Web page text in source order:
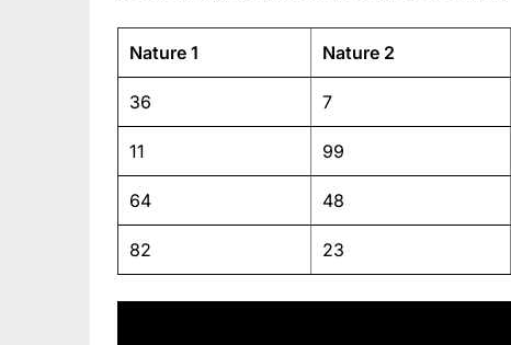
Nature 1 Nature 2
36 7
11 99
64 48
82 23